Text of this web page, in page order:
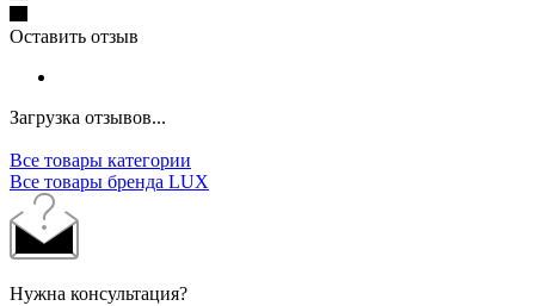
Оставить отзыв
Загрузка отзывов...
Все товары категории
Все товары бренда LUX
Нужна консультация?